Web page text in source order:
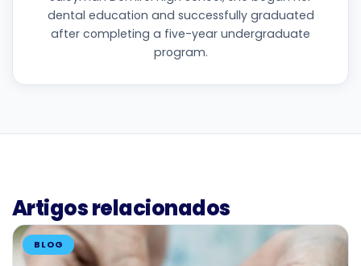
dental education and successfully graduated
after completing a five-year undergraduate
program.
Artigos relacionados
BLOG